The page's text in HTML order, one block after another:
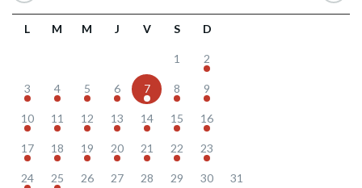
L M M J V S D
1 2
3 4 5 6 7 8 9
10 11 12 13 14 15 16
17 18 19 20 21 22 23
24 25 26 27 28 29 30 31